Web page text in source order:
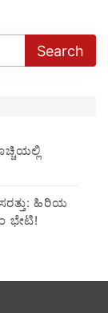
ಹಿರಿಯ
ಭೇಟಿ!